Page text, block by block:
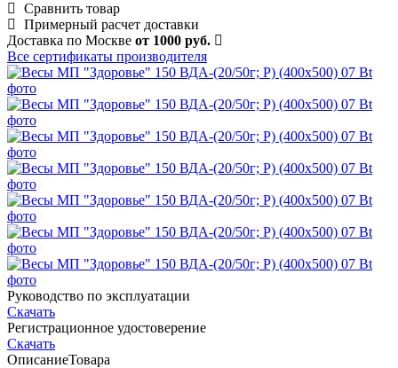
Сравнить товар
Примерный расчет доставки
Доставка по Москве от 1000 руб.
Все сертификаты производителя
Руководство по эксплуатации
Скачать
Регистрационное удостоверение
Скачать
ОписаниеТовара